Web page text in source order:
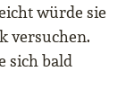
würde sie
versuchen.
sich bald